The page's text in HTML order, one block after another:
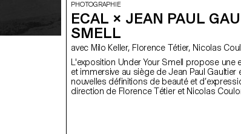
PHOTOGRAPHIE
ECAL × JEAN PAUL
SMELL
L'exposition Under Your Smell propose une
et immersive au siège de Jean Paul Gaultier
nouvelles définitions de beauté et
direction de Florence Tétier et Nicolas